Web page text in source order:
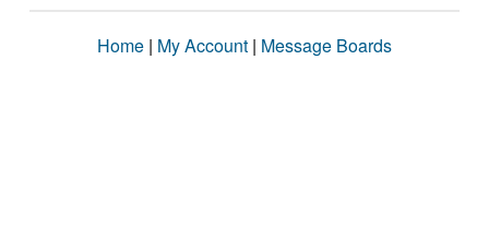
Home | My Account | Message Boards